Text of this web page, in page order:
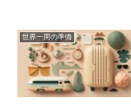
世界一周の準備